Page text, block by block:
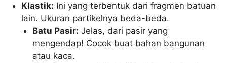
Klastik: Ini yang terbentuk dari fragmen batuan
lain. Ukuran partikelnya beda-beda.
Batu Pasir: Jelas, dari pasir yang
mengendap! Cocok buat bahan bangunan
atau kaca.